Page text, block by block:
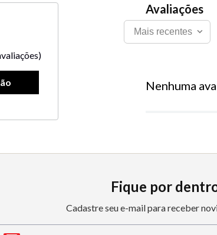
Mais recentes
Nenhuma
Fique por
Cadastre seu e-mail para receber